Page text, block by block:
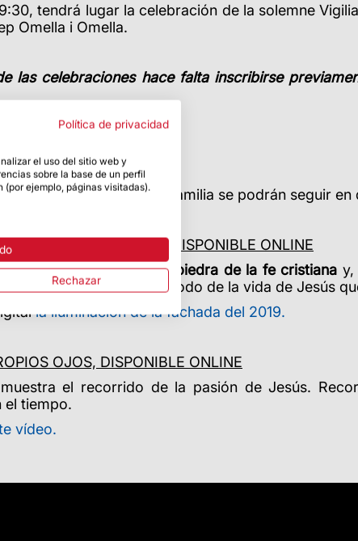
tendrá lugar la celebración de la solemne
Omella i Omella.
las celebraciones hace falta inscribirse
EN DIRECTO
Basílica de la Sagrada Familia se podrán seguir en
DE LA PASIÓN 2019, DISPONIBLE ONLINE
es laexpresión en piedra de la fe cristiana y,
Gaudí simboliza el período de la vida de Jesús
la iluminación de la fachada del 2019.
OJOS, DISPONIBLE ONLINE
el recorrido de la pasión de Jesús.
el tiempo.
vídeo.
Política de privacidad
el uso del sitio web y
sobre la base de un perfil
ejemplo, páginas visitadas).
Rechazar